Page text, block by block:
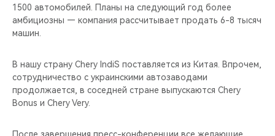
1500 автомобилей. Планы на следующий год более
амбициозны — компания рассчитывает продать 6-8 тысяч
машин.
В нашу страну Chery IndiS поставляется из Китая. Впрочем,
сотрудничество с украинскими автозаводами
продолжается, в соседней стране выпускаются Chery
Bonus и Chery Very.